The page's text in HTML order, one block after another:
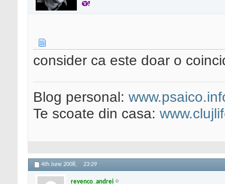
consider ca este doar o
Blog personal:
Te scoate din casa:
4th June 2008, 23:29
revenco_andrei